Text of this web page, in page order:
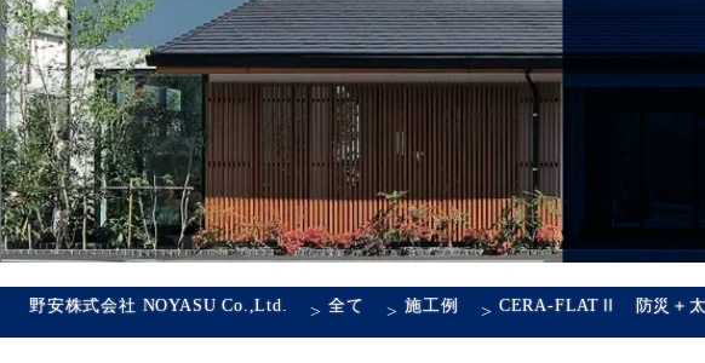
野安株式会社 NOYASU Co.,Ltd. >全て >施工例 >